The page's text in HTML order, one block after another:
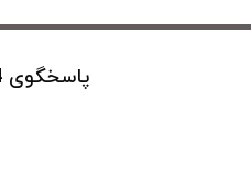
پاسخگوی 24 ساعته